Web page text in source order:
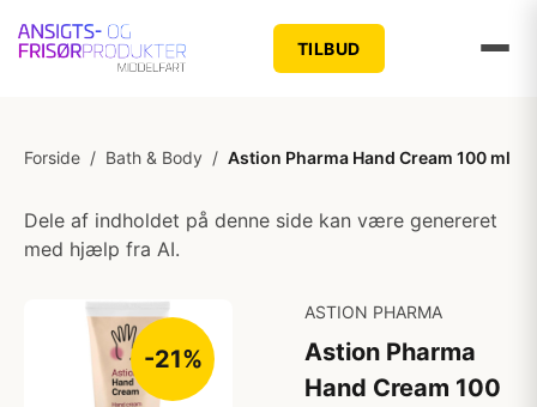
TILBUD
Forside / Bath & Body / Astion Pharma Hand Cream 100 ml
Dele af indholdet på denne side kan være genereret
med hjælp fra AI.
-21%
ASTION PHARMA
Astion Pharma
Hand Cream 100